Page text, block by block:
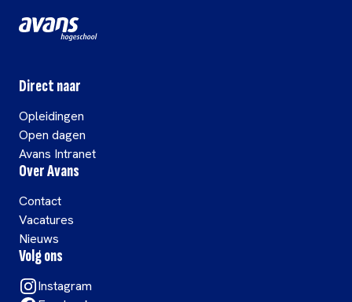
Direct naar
Opleidingen
Open dagen
Avans Intranet
Over Avans
Contact
Vacatures
Nieuws
Volg ons
Instagram